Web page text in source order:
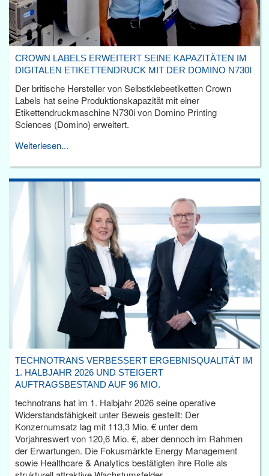
CROWN LABELS ERWEITERT SEINE KAPAZITÄTEN IM
DIGITALEN ETIKETTENDRUCK MIT DER DOMINO N730I
Der britische Hersteller von Selbstklebeetiketten Crown
Labels hat seine Produktionskapazität mit einer
Etikettendruckmaschine N730i von Domino Printing
Sciences (Domino) erweitert.
Weiterlesen...
TECHNOTRANS VERBESSERT ERGEBNISQUALITÄT IM
1. HALBJAHR 2026 UND STEIGERT
AUFTRAGSBESTAND AUF 96 MIO.
technotrans hat im 1. Halbjahr 2026 seine operative
Widerstandsfähigkeit unter Beweis gestellt: Der
Konzernumsatz lag mit 113,3 Mio. € unter dem
Vorjahreswert von 120,6 Mio. €, aber dennoch im Rahmen
der Erwartungen. Die Fokusmärkte Energy Management
sowie Healthcare & Analytics bestätigten ihre Rolle als